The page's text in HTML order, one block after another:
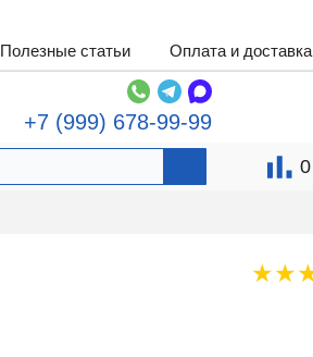
Полезные статьи Оплата и доставка
+7 (999) 678-99-99
0